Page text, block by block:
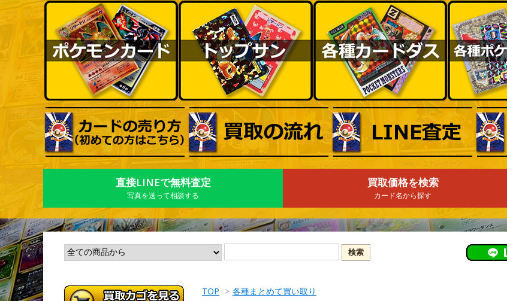
直接LINEで無料査定
写真を送って相談する
買取価格を検索
カード名から探す
TOP > 各種まとめて買い取り